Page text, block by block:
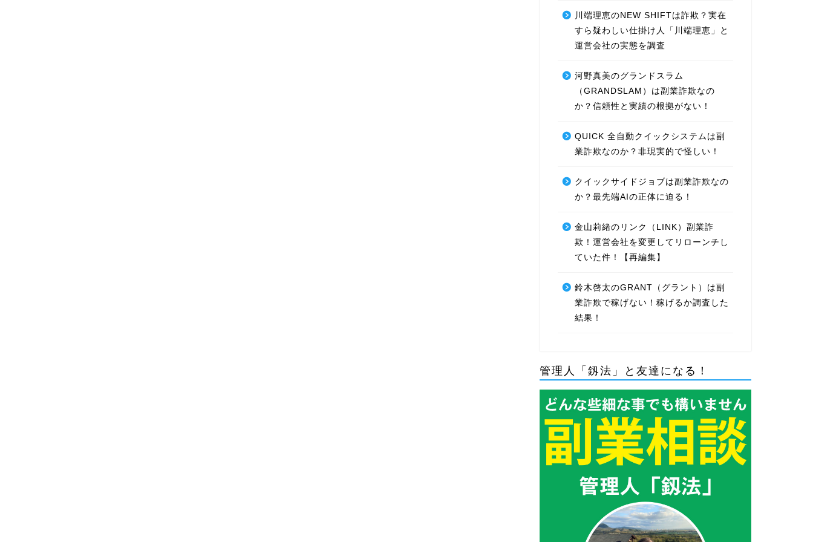
川端理恵のNEW SHIFTは詐欺？実在
すら疑わしい仕掛け人「川端理恵」と
運営会社の実態を調査
河野真美のグランドスラム
（GRANDSLAM）は副業詐欺なの
か？信頼性と実績の根拠がない！
QUICK 全自動クイックシステムは副
業詐欺なのか？非現実的で怪しい！
クイックサイドジョブは副業詐欺なの
か？最先端AIの正体に迫る！
金山莉緒のリンク（LINK）副業詐
欺！運営会社を変更してリローンチし
ていた件！【再編集】
鈴木啓太のGRANT（グラント）は副
業詐欺で稼げない！稼げるか調査した
結果！
管理人「釼法」と友達になる！